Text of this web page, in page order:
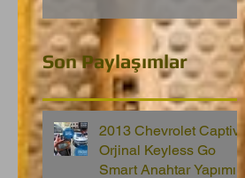
Son Paylaşımlar
2013 Chevrolet Captiva
Orjinal Keyless Go
Smart Anahtar Yapımı